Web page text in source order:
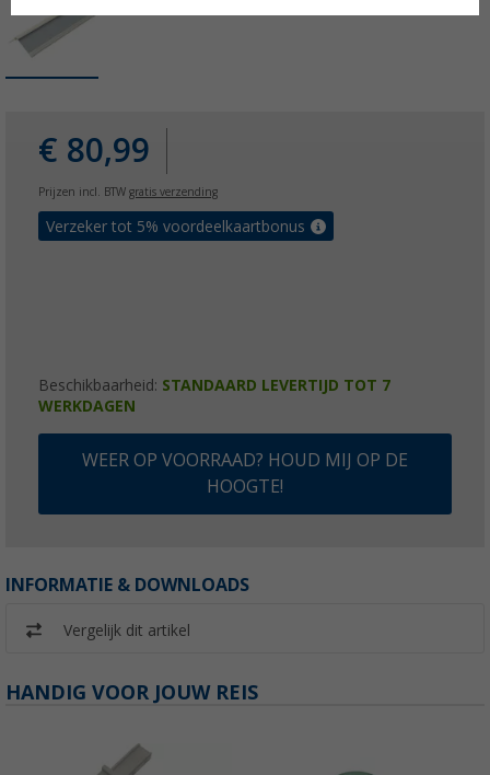
€ 80,99
Prijzen incl. BTW gratis verzending
Verzeker tot 5% voordeelkaartbonus
Beschikbaarheid: STANDAARD LEVERTIJD TOT 7
WERKDAGEN
WEER OP VOORRAAD? HOUD MIJ OP DE
HOOGTE!
INFORMATIE & DOWNLOADS
Vergelijk dit artikel
HANDIG VOOR JOUW REIS